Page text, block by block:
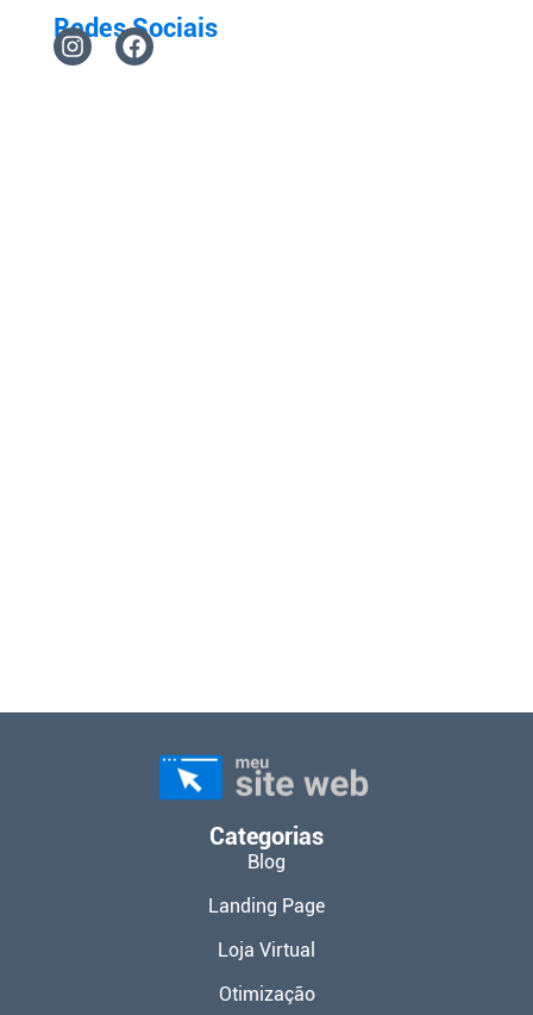
Redes Sociais
Categorias
Blog
Landing Page
Loja Virtual
Otimização